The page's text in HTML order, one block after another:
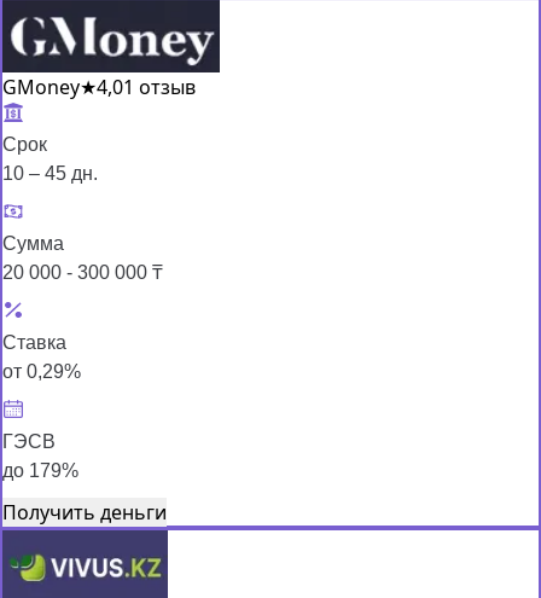
GMoney★4,01 отзыв
Срок
10 – 45 дн.
Сумма
20 000 - 300 000 ₸
Ставка
от 0,29%
ГЭСВ
до 179%
Получить деньги